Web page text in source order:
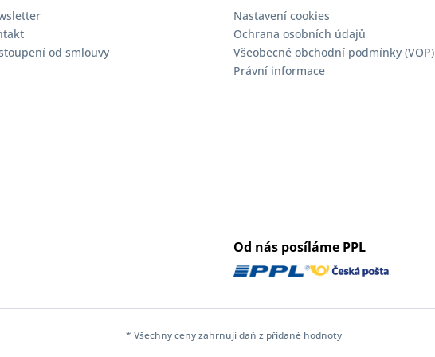
od smlouvy
Nastavení cookies
Ochrana osobních údajů
Všeobecné obchodní podmínky (VOP)
Právní informace
Od nás posíláme PPL
* Všechny ceny zahrnují daň z přidané hodnoty